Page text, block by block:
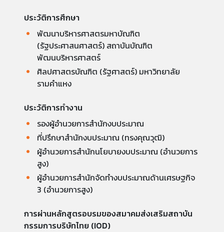
ประวัติการศึกษา
พัฒนาบริหารศาสตรมหาบัณฑิต
(รัฐประศาสนศาสตร์) สถาบันบัณฑิต
พัฒนบริหารศาสตร์
ศิลปศาสตรบัณฑิต (รัฐศาสตร์) มหาวิทยาลัย
รามคำแหง
ประวัติการทำงาน
รองผู้อำนวยการสำนักงบประมาณ
ที่ปรึกษาสำนักงบประมาณ (ทรงคุณวุฒิ)
ผู้อำนวยการสำนักนโยบายงบประมาณ (อำนวยการ
สูง)
ผู้อำนวยการสำนักจัดทำงบประมาณด้านเศรษฐกิจ
3 (อำนวยการสูง)
การผ่านหลักสูตรอบรมของสมาคมส่งเสริมสถาบัน
กรรมการบริษัทไทย (IOD)